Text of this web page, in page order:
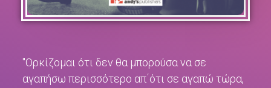
"Ορκίζομαι ότι δεν θα μπορούσα να σε
αγαπήσω περισσότερο απ΄ότι σε αγαπώ τώρα,